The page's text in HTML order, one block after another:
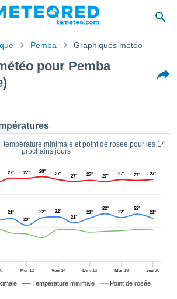
Pemba Graphiques météo
pour Pemba
température minimale et point de rosée pour les 14
prochains jours
Température minimale Point de rosée
Mer12 Ven14 Dim 16 Mar18 Jeu 20
27° 27° 28° 27° 27° 27° 27° 27° 27° 27°
21°
20°
22°
22°
21°
21°
22°
22°
22°
21°